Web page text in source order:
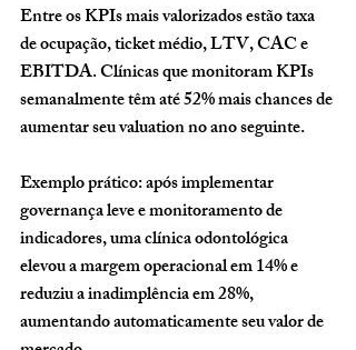
Entre os KPIs mais valorizados estão taxa
de ocupação, ticket médio, LTV, CAC e
EBITDA. Clínicas que monitoram KPIs
semanalmente têm até 52% mais chances de
aumentar seu valuation no ano seguinte.
Exemplo prático: após implementar
governança leve e monitoramento de
indicadores, uma clínica odontológica
elevou a margem operacional em 14% e
reduziu a inadimplência em 28%,
aumentando automaticamente seu valor de